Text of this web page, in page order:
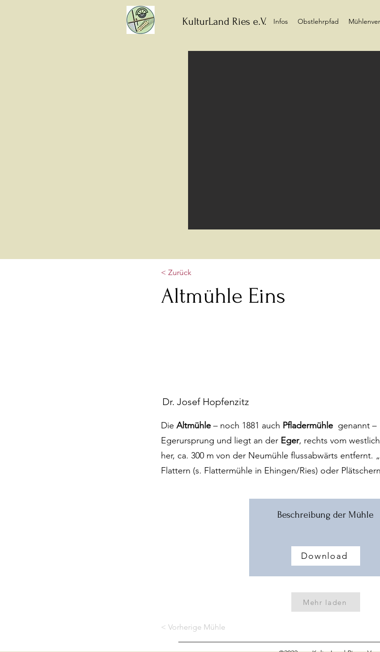
Infos Obstlehrpfad
KulturLand Ries e.V.
Altmühle Eins
< Zurück
Dr. Josef Hopfenzitz
Die Altmühle – noch 1881 auch Pfladermühle genannt
Egerursprung und liegt an der Eger, rechts vom
her, ca. 300 m von der Neumühle flussabwärts entfernt.
Flattern (s. Flattermühle in Ehingen/Ries) oder
Beschreibung der Mühle
Download
Mehr laden
< Vorherige Mühle